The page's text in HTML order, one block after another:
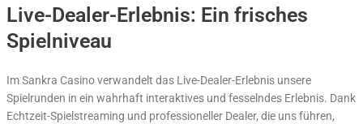
Live-Dealer-Erlebnis: Ein frisches
Spielniveau
Im Sankra Casino verwandelt das Live-Dealer-Erlebnis unsere
Spielrunden in ein wahrhaft interaktives und fesselndes Erlebnis. Dank
Echtzeit-Spielstreaming und professioneller Dealer, die uns führen,